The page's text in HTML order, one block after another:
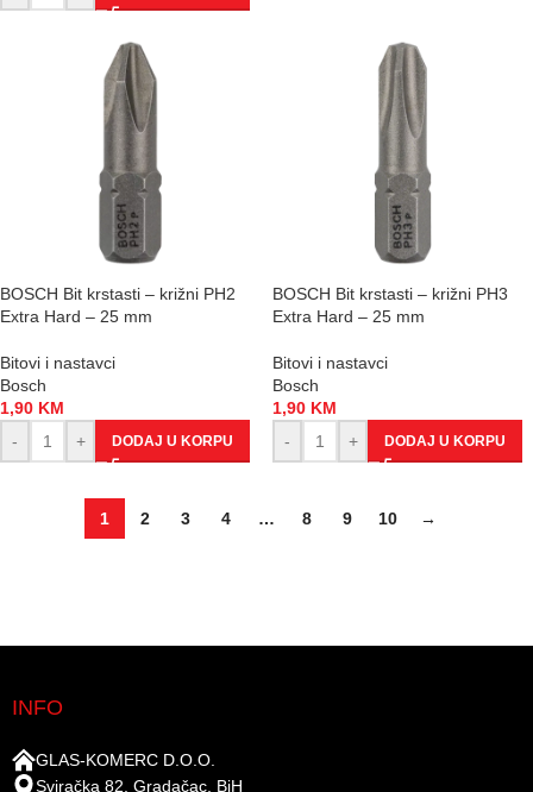
BOSCH Bit krstasti – križni PH2
Extra Hard – 25 mm
Bitovi i nastavci
Bosch
1,90 KM
-
+ DODAJ U KORPU
BOSCH Bit krstasti – križni PH3
Extra Hard – 25 mm
Bitovi i nastavci
Bosch
1,90 KM
-
+ DODAJ U KORPU
1 2 3 4 … 8 9 10 →
INFO
GLAS-KOMERC D.O.O.
Sviračka 82, Gradačac, BiH